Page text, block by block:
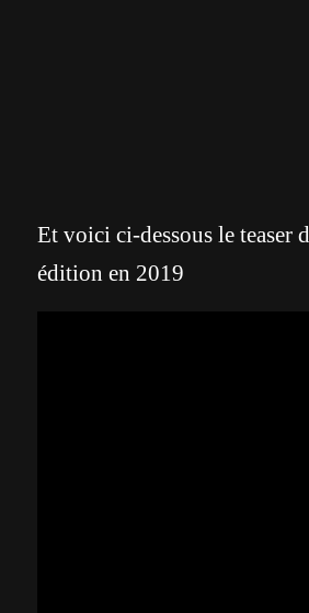
Et voici ci-dessous le teaser
édition en 2019